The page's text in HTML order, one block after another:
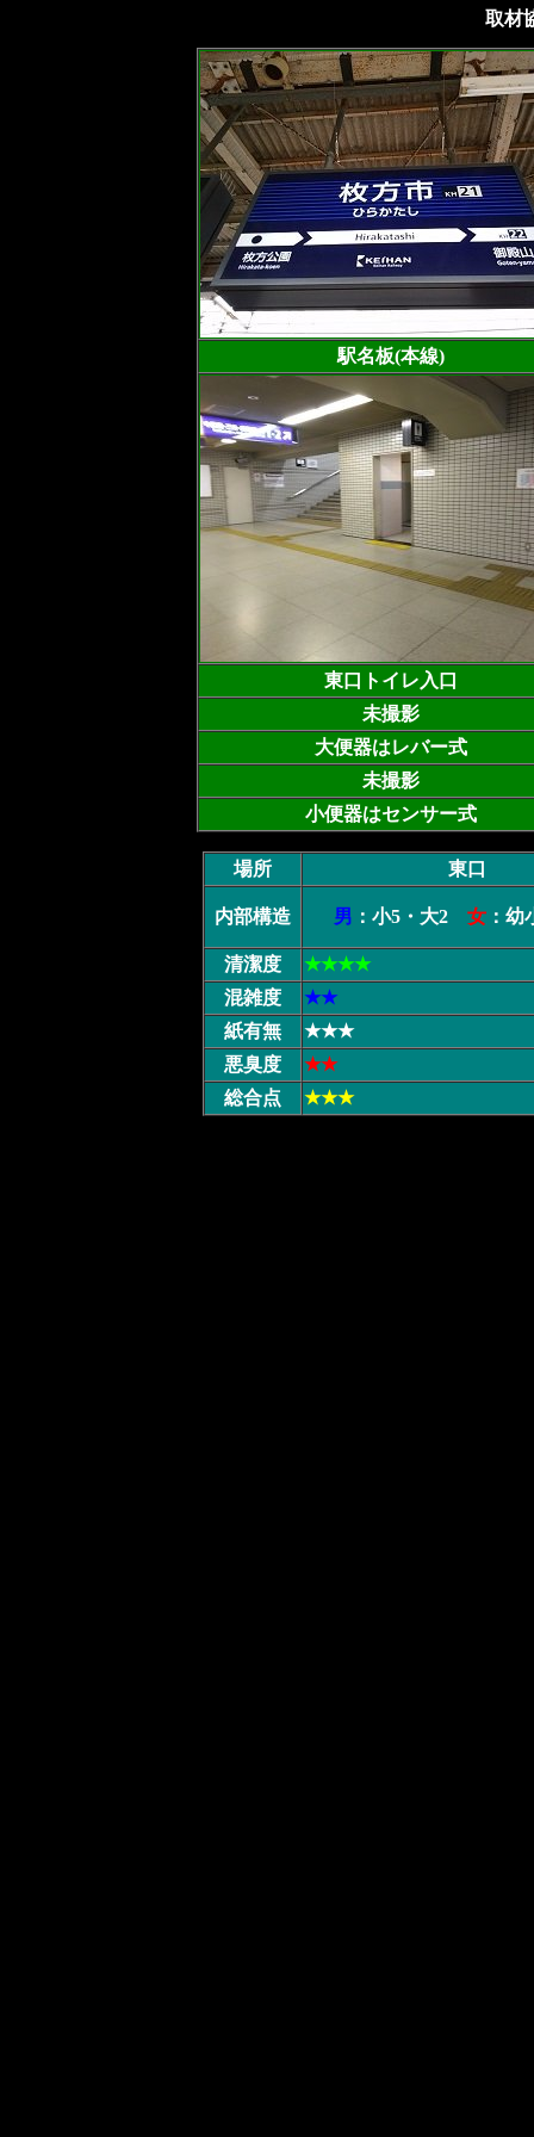
取材
駅名板(本線)
東口トイレ入口
未撮影
大便器はレバー式
未撮影
小便器はセンサー式
場所 東口
内部構造 男 ：小5・大2 女：幼
清潔度
★★★★
混雑度
★★
紙有無
★★★
悪臭度
★★
総合点
★★★